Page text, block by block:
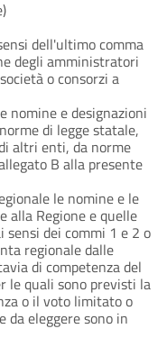
dell'ultimo comma
degli amministratori
o consorzi a
nomine e designazioni
di legge statale,
altri enti, da norme
B alla presente
le nomine e le
alla Regione e quelle
dei commi 1 e 2 o
regionale dalle
di competenza del
le quali sono previsti la
o il voto limitato o
da eleggere sono in